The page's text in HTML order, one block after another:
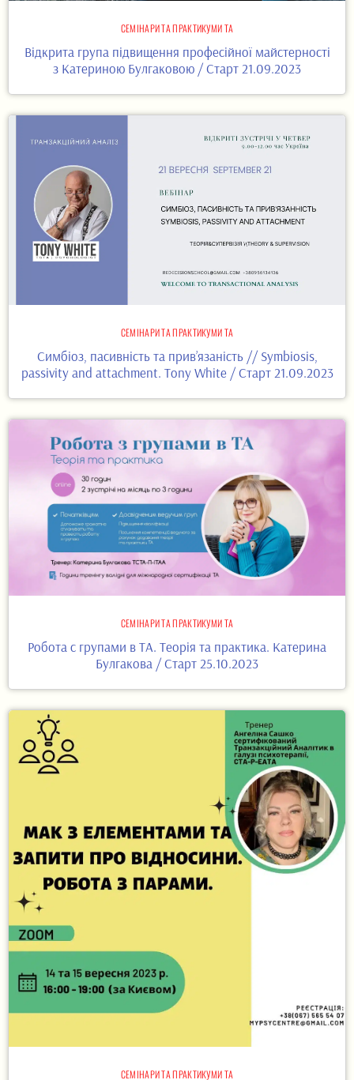
СЕМІНАРИ ТА ПРАКТИКУМИ ТА
Відкрита група підвищення професійної майстерності
з Катериною Булгаковою / Старт 21.09.2023
СЕМІНАРИ ТА ПРАКТИКУМИ ТА
Симбіоз, пасивність та прив’язаність // Symbiosis,
passivity and attachment. Тоny White / Старт 21.09.2023
СЕМІНАРИ ТА ПРАКТИКУМИ ТА
Робота с групами в ТА. Теорія та практика. Катерина
Булгакова / Старт 25.10.2023
СЕМІНАРИ ТА ПРАКТИКУМИ ТА